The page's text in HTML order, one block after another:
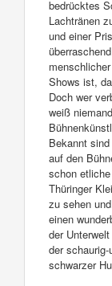
bedrücktes
Lachtränen
und einer
Shows ist,
Doch wer
weiß
Bekannt
auf den
schon
Thüringer
zu sehen
einen
der
der
schwarzer